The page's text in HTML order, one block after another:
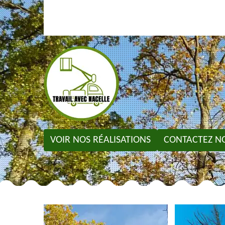
VOIR NOS RÉALISATIONS CONTACTEZ